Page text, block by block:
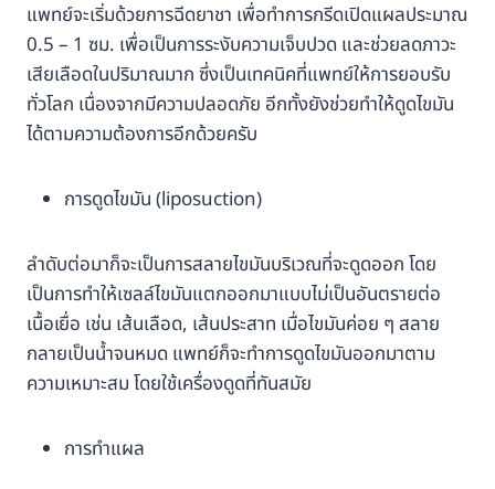
แพทย์จะเริ่มด้วยการฉีดยาชา เพื่อทำการกรีดเปิดแผลประมาณ
0.5 – 1 ซม. เพื่อเป็นการระงับความเจ็บปวด และช่วยลดภาวะ
เสียเลือดในปริมาณมาก ซึ่งเป็นเทคนิคที่แพทย์ให้การยอบรับ
ทั่วโลก เนื่องจากมีความปลอดภัย อีกทั้งยังช่วยทำให้ดูดไขมัน
ได้ตามความต้องการอีกด้วยครับ
การดูดไขมัน (liposuction)
ลำดับต่อมาก็จะเป็นการสลายไขมันบริเวณที่จะดูดออก โดย
เป็นการทำให้เซลล์ไขมันแตกออกมาแบบไม่เป็นอันตรายต่อ
เนื้อเยื่อ เช่น เส้นเลือด, เส้นประสาท เมื่อไขมันค่อย ๆ สลาย
กลายเป็นน้ำจนหมด แพทย์ก็จะทำการดูดไขมันออกมาตาม
ความเหมาะสม โดยใช้เครื่องดูดที่ทันสมัย
การทำแผล